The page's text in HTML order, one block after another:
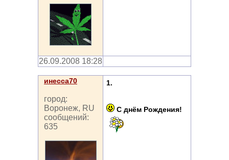
26.09.2008 18:28
инесса70
город:
Воронеж, RU
сообщений:
635
1.
С днём Рождения!